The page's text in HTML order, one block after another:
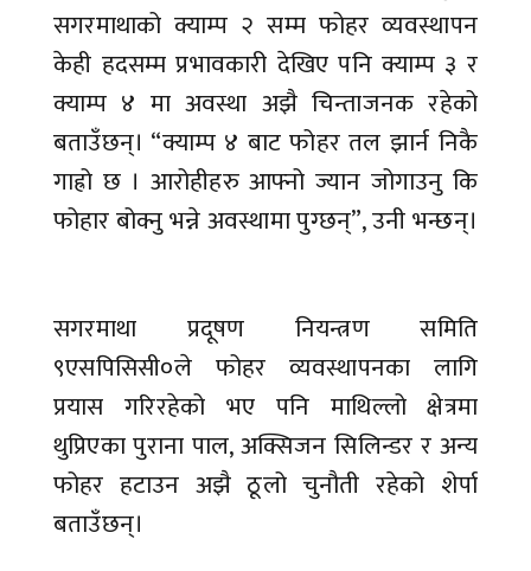
सगरमाथाको क्याम्प २ सम्म फोहर व्यवस्थापन
केही हदसम्म प्रभावकारी देखिए पनि क्याम्प ३ र
क्याम्प ४ मा अवस्था अझै चिन्ताजनक रहेको
बताउँछन्। “क्याम्प ४ बाट फोहर तल झार्न निकै
गाह्रो छ । आरोहीहरु आफ्नो ज्यान जोगाउनु कि
फोहार बोक्नु भन्ने अवस्थामा पुग्छन्”, उनी भन्छन्।
सगरमाथा प्रदूषण नियन्त्रण समिति
९एसपिसिसी०ले फोहर व्यवस्थापनका लागि
प्रयास गरिरहेको भए पनि माथिल्लो क्षेत्रमा
थुप्रिएका पुराना पाल, अक्सिजन सिलिन्डर र अन्य
फोहर हटाउन अझै ठूलो चुनौती रहेको शेर्पा
बताउँछन्।